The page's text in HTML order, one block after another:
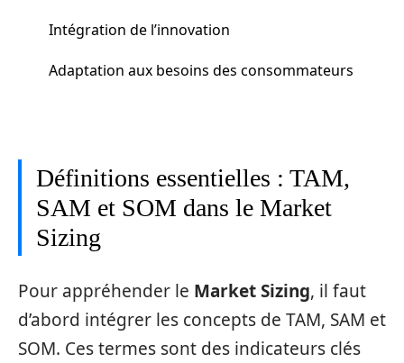
Intégration de l’innovation
Adaptation aux besoins des consommateurs
Définitions essentielles : TAM,
SAM et SOM dans le Market
Sizing
Pour appréhender le Market Sizing, il faut
d’abord intégrer les concepts de TAM, SAM et
SOM. Ces termes sont des indicateurs clés